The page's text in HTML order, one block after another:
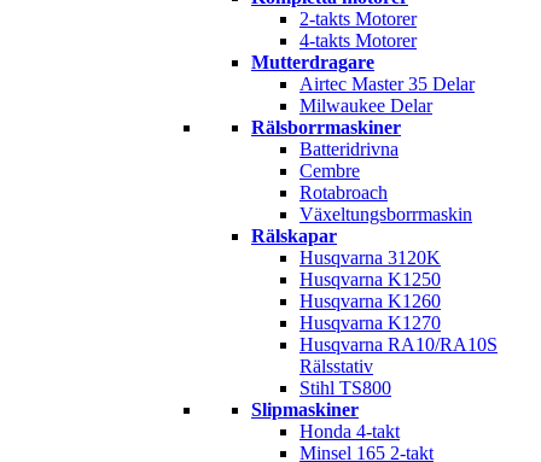
2-takts Motorer
4-takts Motorer
Mutterdragare
Airtec Master 35 Delar
Milwaukee Delar
Rälsborrmaskiner
Batteridrivna
Cembre
Rotabroach
Växeltungsborrmaskin
Rälskapar
Husqvarna 3120K
Husqvarna K1250
Husqvarna K1260
Husqvarna K1270
Husqvarna RA10/RA10S
Rälsstativ
Stihl TS800
Slipmaskiner
Honda 4-takt
Minsel 165 2-takt